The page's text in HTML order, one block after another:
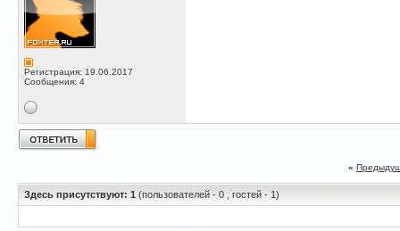
Регистрация: 19.06.2017
Сообщения: 4
«
Здесь присутствуют: 1 (пользователей - 0 , гостей - 1)